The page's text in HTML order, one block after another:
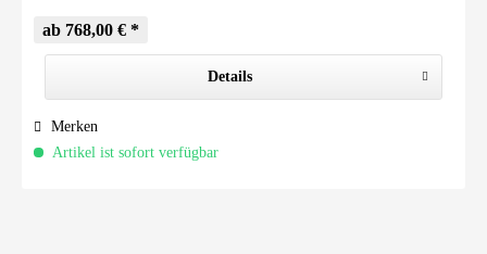
ab 768,00 € *
Details
Merken
Artikel ist sofort verfügbar